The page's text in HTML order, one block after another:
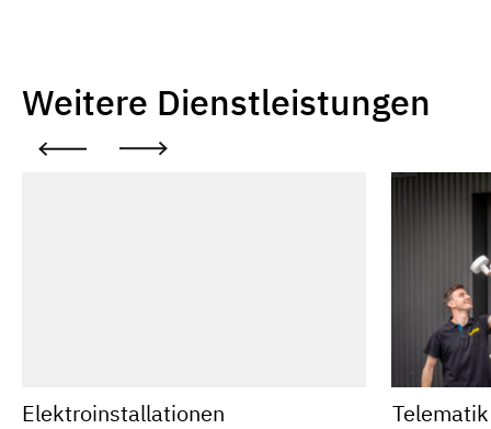
Weitere Dienstleistungen
Elektro­installationen